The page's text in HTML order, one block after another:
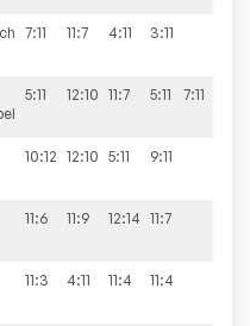
7:11 11:7 4:11 3:11
5:11 12:10 11:7 5:11 7:11
10:12 12:10 5:11 9:11
11:6 11:9 12:14 11:7
11:3 4:11 11:4 11:4